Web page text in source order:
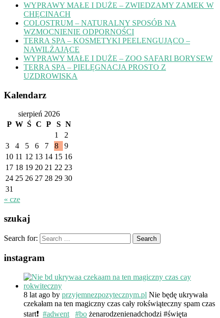
WYPRAWY MAŁE I DUŻE – ZWIEDZAMY ZAMEK W
CHĘCINACH
COLOSTRUM – NATURALNY SPOSÓB NA
WZMOCNIENIE ODPORNOŚCI
TERRA SPA – KOSMETYKI PEELENGUJĄCO –
NAWILŻAJĄCE
WYPRAWY MAŁE I DUŻE – ZOO SAFARI BORYSEW
TERRA SPA – PIELĘGNACJA PROSTO Z
UZDROWISKA
Kalendarz
sierpień 2026
P W Ś C P S N
1
2
3
4 5 6 7 8
9
10 11 12 13 14 15 16
17 18 19 20 21 22 23
24 25 26 27 28 29 30
31
« cze
szukaj
Search for:
instagram
8 lat ago by przyjemnezpozytecznym.pl Nie będę ukrywała
czekałam na ten magiczny czas cały rokświąteczny spam czas
start❗️ #adwent #bo żenarodzenienadchodzi #święta